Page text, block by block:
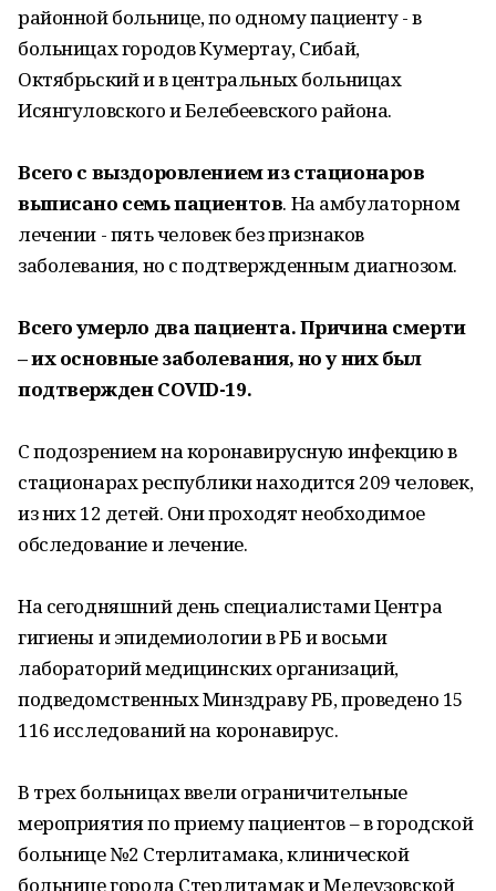
районной больнице, по одному пациенту - в
больницах городов Кумертау, Сибай,
Октябрьский и в центральных больницах
Исянгуловского и Белебеевского района.
Всего с выздоровлением из стационаров
выписано семь пациентов. На амбулаторном
лечении - пять человек без признаков
заболевания, но с подтвержденным диагнозом.
Всего умерло два пациента. Причина смерти
– их основные заболевания, но у них был
подтвержден COVID-19.
С подозрением на коронавирусную инфекцию в
стационарах республики находится 209 человек,
из них 12 детей. Они проходят необходимое
обследование и лечение.
На сегодняшний день специалистами Центра
гигиены и эпидемиологии в РБ и восьми
лабораторий медицинских организаций,
подведомственных Минздраву РБ, проведено 15
116 исследований на коронавирус.
В трех больницах ввели ограничительные
мероприятия по приему пациентов – в городской
больнице №2 Стерлитамака, клинической
больнице города Стерлитамак и Мелеузовской